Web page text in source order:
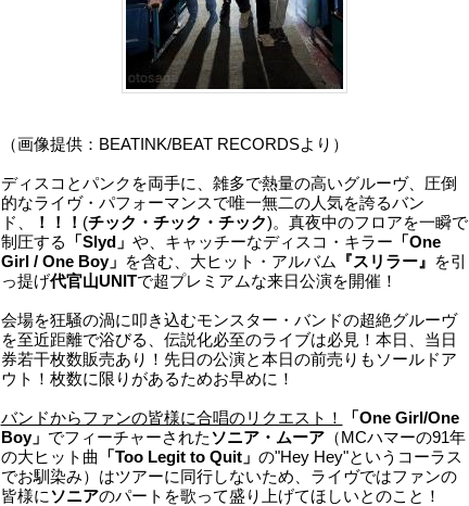
（画像提供：BEATINK/BEAT RECORDSより）
ディスコとパンクを両手に、雑多で熱量の高いグルーヴ、圧倒
的なライヴ・パフォーマンスで唯一無二の人気を誇るバン
ド、
！！！ (チック・チック・チック)。真夜中のフロアを一瞬で
制圧する 「Slyd」 や、キャッチーなディスコ・キラー 「One
Girl / One Boy」
を含む、大ヒット・アルバム 『スリラー』
を引
っ提げ代官山UNITで超プレミアムな来日公演を開催！
会場を狂騒の渦に叩き込むモンスター・バンドの超絶グルーヴ
を至近距離で浴びる、伝説化必至のライブは必見！本日、当日
券若干枚数販売あり！先日の公演と本日の前売りもソールドア
ウト！枚数に限りがあるためお早めに！
バンドからファンの皆様に合唱のリクエスト！
「One Girl/One
Boy」 でフィーチャーされたソニア・ムーア（MCハマーの91年
の大ヒット曲 「Too Legit to Quit」 の"Hey Hey"というコーラス
でお馴染み）はツアーに同行しないため、ライヴではファンの
皆様にソニアのパートを歌って盛り上げてほしいとのこと！